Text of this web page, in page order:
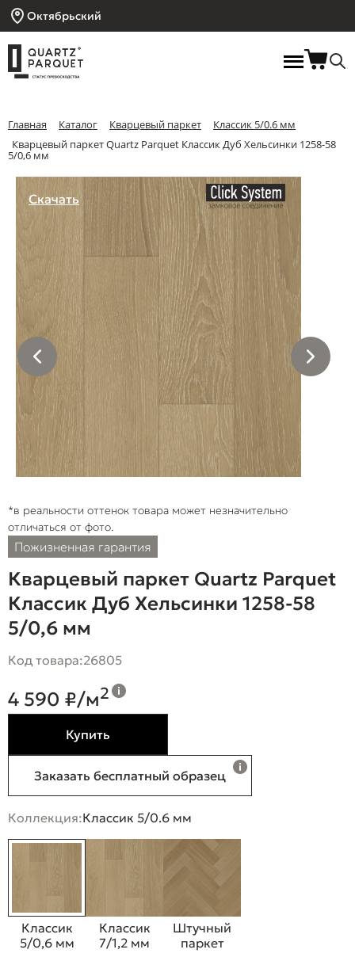
Октябрьский
Главная Каталог Кварцевый паркет
Классик 5/0.6 мм
Кварцевый паркет Quartz Parquet Классик Дуб Хельсинки 1258-58
5/0,6 мм
Скачать
*в реальности оттенок товара может незначительно
отличаться от фото.
Пожизненная гарантия
Кварцевый паркет Quartz Parquet
Классик Дуб Хельсинки 1258-58
5/0,6 мм
Код товара:26805
4 590 ₽/м2
Купить
Заказать бесплатный образец
Коллекция:Классик 5/0.6 мм
Классик
5/0,6 мм
Классик
7/1,2 мм
Штучный
паркет